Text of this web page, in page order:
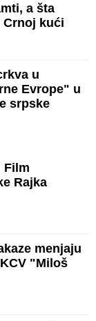
a šta
Crnoj kući
u
Evrope" u
srpske
Film
Rajka
menjaju
"Miloš